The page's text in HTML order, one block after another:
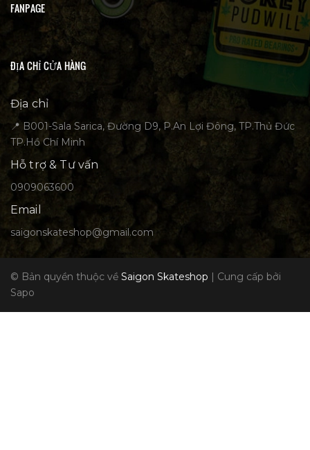
FANPAGE
ĐỊA CHỈ CỬA HÀNG
Địa chỉ
📍 B001-Sala Sarica, Đường D9, P.An Lợi Đông, TP.Thủ Đức
TP.Hồ Chí Minh
Hỗ trợ & Tư vấn
0909063600
Email
saigonskateshop@gmail.com
© Bản quyền thuộc về Saigon Skateshop | Cung cấp bởi
Sapo